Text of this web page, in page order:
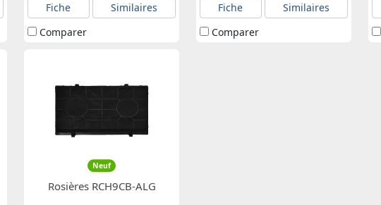
Fiche
Similaires
Comparer
Fiche
Similaires
Comparer
Neuf
Rosières RCH9CB-ALG